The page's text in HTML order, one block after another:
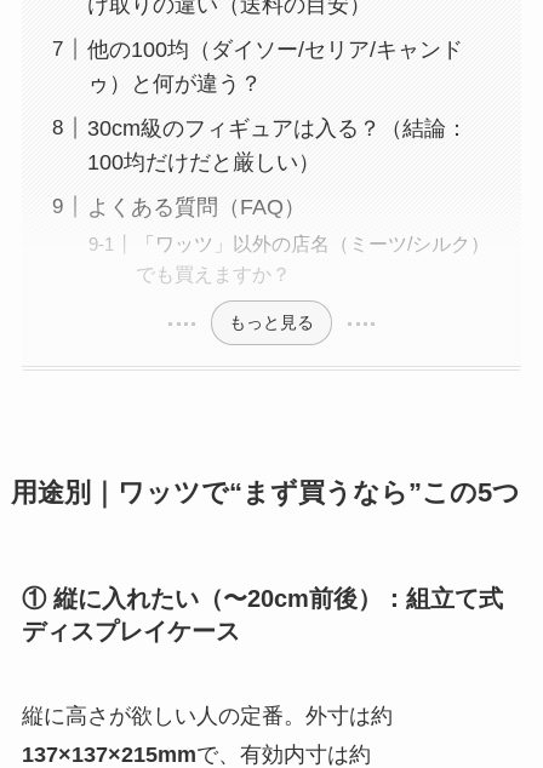
他の100均（ダイソー/セリア/キャンド
ゥ）と何が違う？
30cm級のフィギュアは入る？（結論：
100均だけだと厳しい）
よくある質問（FAQ）
「ワッツ」以外の店名（ミーツ/シルク）
でも買えますか？
もっと見る
用途別｜ワッツで“まず買うなら”この5つ
① 縦に入れたい（〜20cm前後）：組立て式
ディスプレイケース
縦に高さが欲しい人の定番。外寸は約
137×137×215mmで、有効内寸は約